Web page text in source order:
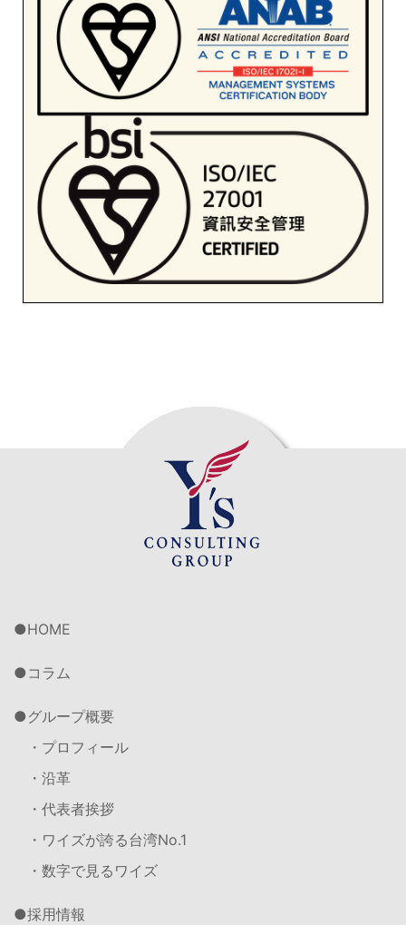
HOME
コラム
グループ概要
・プロフィール
・沿革
・代表者挨拶
・ワイズが誇る台湾No.1
・数字で見るワイズ
採用情報